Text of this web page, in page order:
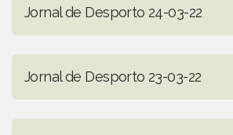
Jornal de Desporto 24-03-22
Jornal de Desporto 23-03-22